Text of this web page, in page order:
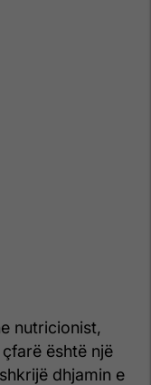
nutricionist,
është një
dhjamin e